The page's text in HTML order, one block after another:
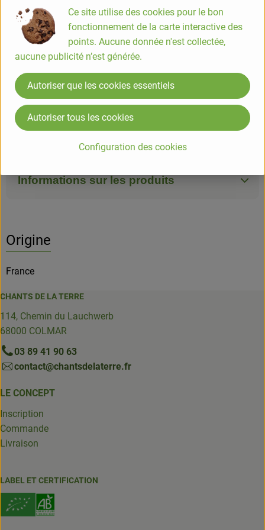
Info
COMPOSITION
sucre de canne non raffinÃ©*Â°, Ã©paississants : amidon
de tapioca* - agar agar*, arÃ´me naturel de fraise*, jus
concentrÃ© de citron*, ferments sÃ©lectionnÃ©s dont
Bifidus et Lactobacillus acidophilus *IngrÃ©dients issus
d'une agriculture biologique
Informations sur les produits
Origine
France
CHANTS DE LA TERRE
114, Chemin du Lauchwerb
68000 COLMAR
03 89 41 90 63
contact@chantsdelaterre.fr
LE CONCEPT
Inscription
Commande
Livraison
LABEL ET CERTIFICATION
Ce site utilise des cookies pour le bon
fonctionnement de la carte interactive des
points. Aucune donnée n'est collectée,
aucune publicité n’est générée.
Configuration des cookies
Autoriser que les cookies essentiels
Autoriser tous les cookies